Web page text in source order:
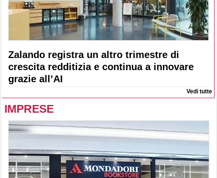
Zalando registra un altro trimestre di
crescita redditizia e continua a innovare
grazie all’AI
Vedi tutte
IMPRESE